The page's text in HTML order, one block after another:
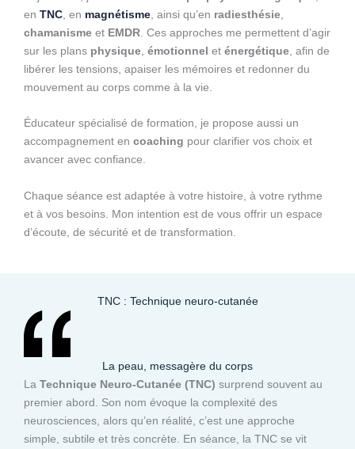
en TNC , en magnétisme , ainsi qu’en radiesthésie
chamanisme et EMDR . Ces approches me permettent d’agir
sur les plans physique émotionnel et énergétique , afin de
libérer les tensions, apaiser les mémoires et redonner du
mouvement au corps comme à la vie.
Éducateur spécialisé de formation, je propose aussi un
accompagnement en coaching pour clarifier vos choix et
avancer avec confiance.
Chaque séance est adaptée à votre histoire, à votre rythme
et à vos besoins. Mon intention est de vous offrir un espace
d’écoute, de sécurité et de transformation.
TNC : Technique neuro-cutanée
La peau, messagère du corps
La Technique Neuro-Cutanée (TNC) surprend souvent au
premier abord. Son nom évoque la complexité des
neurosciences, alors qu’en réalité, c’est une approche
simple, subtile et très concrète. En séance, la TNC se vit